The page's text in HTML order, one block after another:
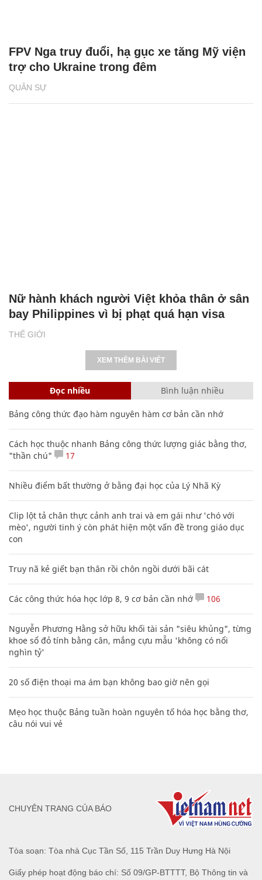
QUÂN SỰ
FPV Nga truy đuổi, hạ gục xe tăng Mỹ viện
trợ cho Ukraine trong đêm
THẾ GIỚI
Nữ hành khách người Việt khỏa thân ở sân
bay Philippines vì bị phạt quá hạn visa
XEM THÊM BÀI VIẾT
Đọc nhiều Bình luận nhiều
Bảng công thức đạo hàm nguyên hàm cơ bản cần nhớ
Cách học thuộc nhanh Bảng công thức lượng giác bằng thơ,
"thần chú"
17
Nhiều điểm bất thường ở bằng đại học của Lý Nhã Kỳ
Clip lột tả chân thực cảnh anh trai và em gái như 'chó với
mèo', người tinh ý còn phát hiện một vấn đề trong giáo dục
con
Truy nã kẻ giết bạn thân rồi chôn ngồi dưới bãi cát
Các công thức hóa học lớp 8, 9 cơ bản cần nhớ 106
Nguyễn Phương Hằng sở hữu khối tài sản "siêu khủng", từng
khoe sổ đỏ tính bằng cân, mắng cựu mẫu 'không có nổi
nghìn tỷ'
20 số điện thoại ma ám bạn không bao giờ nên gọi
Mẹo học thuộc Bảng tuần hoàn nguyên tố hóa học bằng thơ,
câu nói vui vẻ
Tòa soạn: Tòa nhà Cục Tần Số, 115 Trần Duy Hưng Hà Nội
Giấy phép hoạt động báo chí: Số 09/GP-BTTTT, Bộ Thông tin và
CHUYÊN TRANG CỦA BÁO